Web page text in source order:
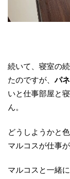
続いて、寝室の
たのですが、パ
いと仕事部屋と
ん。
どうしようかと
マルコスが仕事
マルコスと一緒